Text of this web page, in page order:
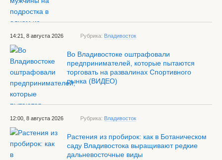
14:21, 8 августа 2026 Рубрика: Владивосток
Во Владивостоке оштрафовали
предпринимателей, которые пытаются
торговать на развалинах Спортивного
рынка (ВИДЕО)
12:00, 8 августа 2026 Рубрика: Владивосток
Растения из пробирок: как в Ботаническом
саду Владивостока выращивают редкие
дальневосточные виды